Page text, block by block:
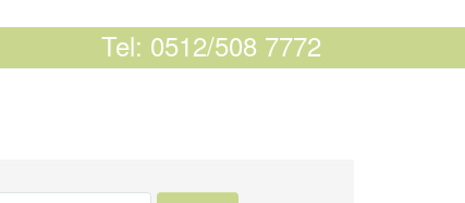
Tel: 0512/508 7772